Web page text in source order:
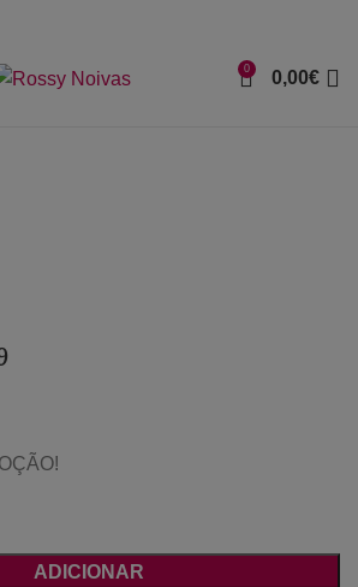
0 0,00€
original era: 50,00€.
ADICIONAR